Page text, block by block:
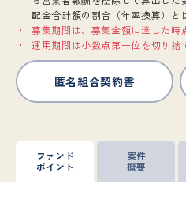
ファンド
ポイント
案件
概要
配金合計額の割合（年率換算）と
募集期間は、募集金額に達した時
運用期間は小数点第一位を切り捨
匿名組合契約書